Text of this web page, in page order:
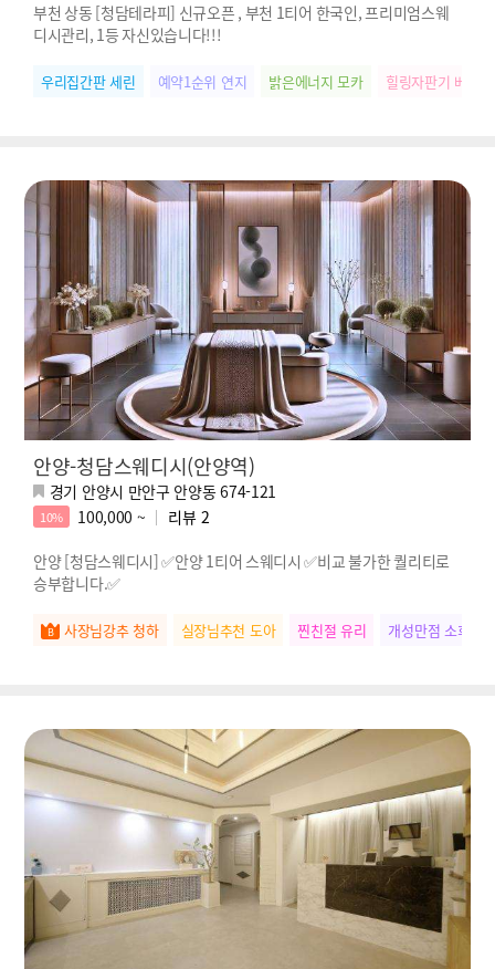
부천 상동 [청담테라피] 신규오픈 , 부천 1티어 한국인, 프리미엄스웨
디시관리, 1등 자신있습니다!!!
우리집간판 세린 예약1순위 연지 밝은에너지 모카 힐링자판기 베베
안양-청담스웨디시(안양역)
경기 안양시 만안구 안양동 674-121
10% 100,000 ~ 리뷰 2
안양 [청담스웨디시] ✅안양 1티어 스웨디시 ✅비교 불가한 퀄리티로
승부합니다.✅
사장님강추 청하 실장님추천 도아 찐친절 유리 개성만점 소희